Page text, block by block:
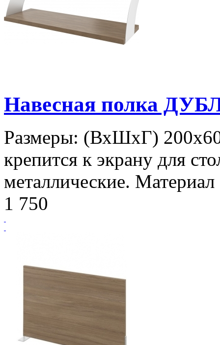
Навесная полка
Размеры: (ВхШхГ)
крепится к экрану для
металлические.
1 750